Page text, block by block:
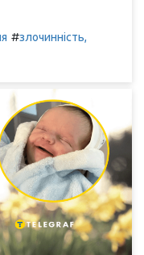
#злочинність,